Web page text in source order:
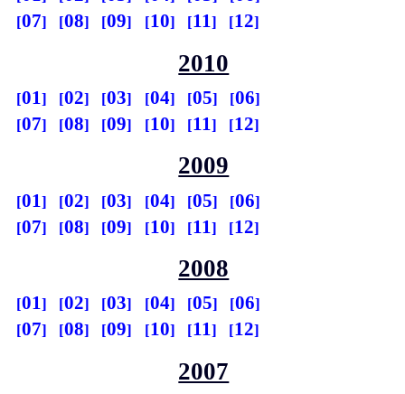
07
08 09 10 11 12
2010
01 02 03 04 05
06
07
08 09 10 11 12
2009
01 02 03 04 05
06
07
08 09 10 11 12
2008
01 02 03 04 05
06
07
08 09 10 11 12
2007